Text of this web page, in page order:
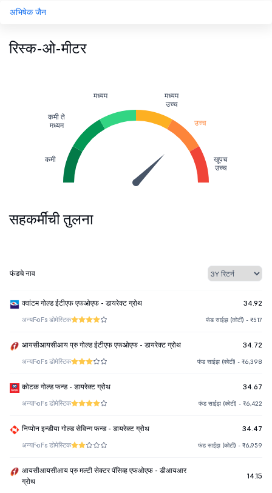
अभिषेक जैन
रिस्क-ओ-मीटर
कमी
कमी ते
मध्यम
मध्यम
मध्यम
उच्च
उच्च
खूपच
उच्च
सहकर्मींची तुलना
फंडचे नाव
क्वांटम गोल्ड ईटीएफ एफओएफ - डायरेक्ट ग्रोथ 34.92
अन्यFoFs डोमेस्टिक फंड साईझ (कोटी) - ₹517
आयसीआयसीआय प्रु गोल्ड ईटीएफ एफओएफ - डायरेक्ट ग्रोथ 34.72
अन्यFoFs डोमेस्टिक फंड साईझ (कोटी) - ₹6,398
कोटक गोल्ड फन्ड - डायरेक्ट ग्रोथ 34.67
अन्यFoFs डोमेस्टिक फंड साईझ (कोटी) - ₹6,422
निप्पोन इन्डीया गोल्ड सेविन्ग फन्ड - डायरेक्ट ग्रोथ 34.47
अन्यFoFs डोमेस्टिक फंड साईझ (कोटी) - ₹6,959
आयसीआयसीआय प्रु मल्टी सेक्टर पॅसिव्ह एफओएफ - डीआयआर
ग्रोथ
14.15